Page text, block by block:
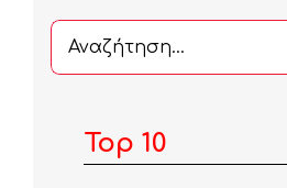
Αναζήτηση
...
Top 10